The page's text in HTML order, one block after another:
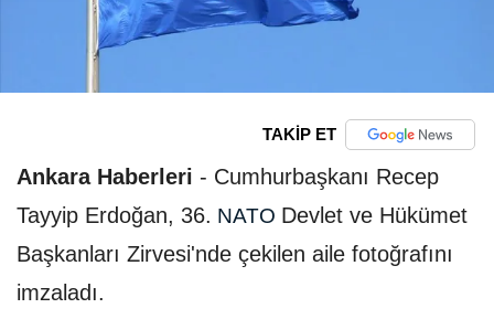
TAKİP ET
Ankara Haberleri - Cumhurbaşkanı Recep
Tayyip Erdoğan, 36. NATO Devlet ve Hükümet
Başkanları Zirvesi'nde çekilen aile fotoğrafını
imzaladı.